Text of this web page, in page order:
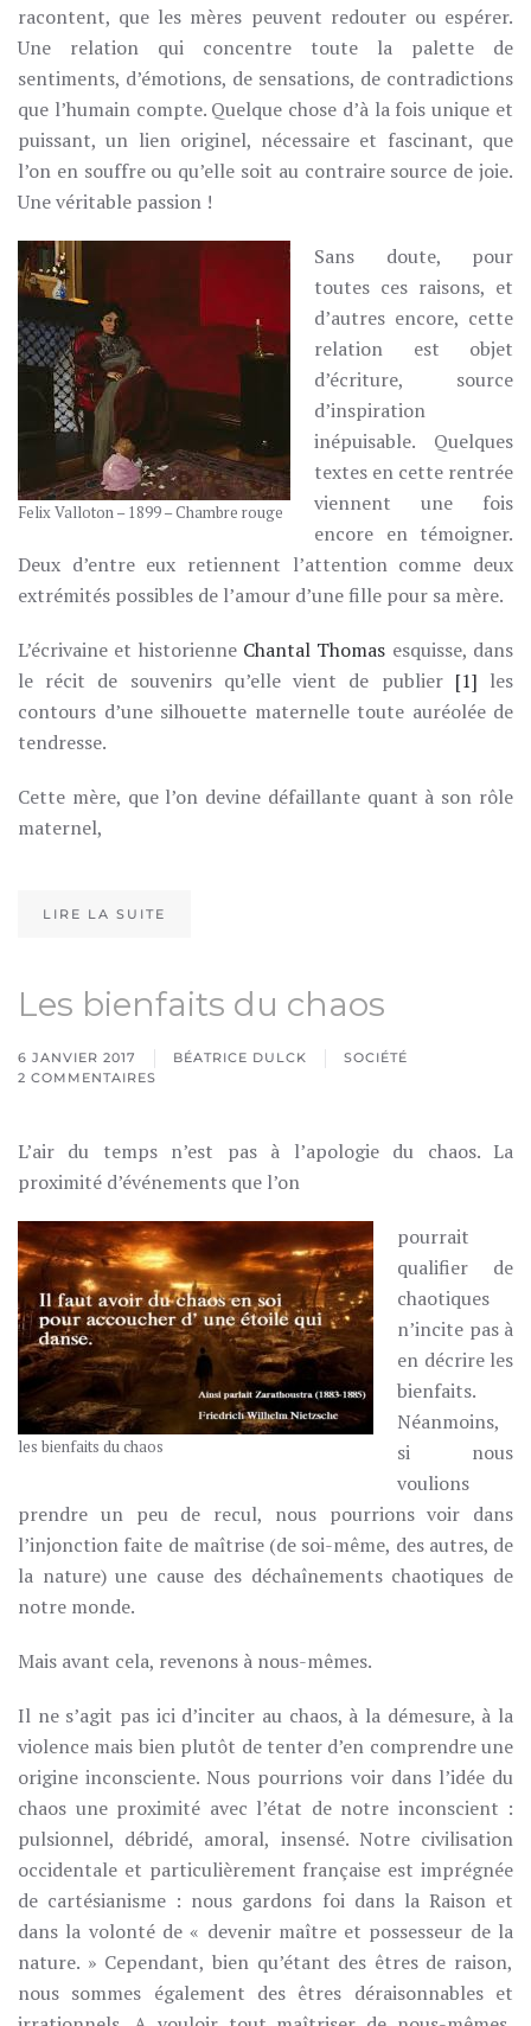
racontent, que les mères peuvent redouter ou espérer.
Une relation qui concentre toute la palette de
sentiments, d’émotions, de sensations, de contradictions
que l’humain compte. Quelque chose d’à la fois unique et
puissant, un lien originel, nécessaire et fascinant, que
l’on en souffre ou qu’elle soit au contraire source de joie.
Une véritable passion !
Felix Valloton – 1899 – Chambre rouge
Sans doute, pour
toutes ces raisons, et
d’autres encore, cette
relation est objet
d’écriture, source
d’inspiration
inépuisable. Quelques
textes en cette rentrée
viennent une fois
encore en témoigner.
Deux d’entre eux retiennent l’attention comme deux
extrémités possibles de l’amour d’une fille pour sa mère.
L’écrivaine et historienne Chantal Thomas esquisse, dans
le récit de souvenirs qu’elle vient de publier [1] les
contours d’une silhouette maternelle toute auréolée de
tendresse.
Cette mère, que l’on devine défaillante quant à son rôle
maternel,
LIRE LA SUITE
Les bienfaits du chaos
6 JANVIER 2017 BÉATRICE DULCK
SOCIÉTÉ
2 COMMENTAIRES
SUR
DU
L’air du temps n’est pas à l’apologie du chaos. La
proximité d’événements que l’on
les bienfaits du chaos
pourrait
qualifier de
chaotiques
n’incite pas à
en décrire les
bienfaits.
Néanmoins,
si nous
voulions
prendre un peu de recul, nous pourrions voir dans
l’injonction faite de maîtrise (de soi-même, des autres, de
la nature) une cause des déchaînements chaotiques de
notre monde.
Mais avant cela, revenons à nous-mêmes.
Il ne s’agit pas ici d’inciter au chaos, à la démesure, à la
violence mais bien plutôt de tenter d’en comprendre une
origine inconsciente. Nous pourrions voir dans l’idée du
chaos une proximité avec l’état de notre inconscient :
pulsionnel, débridé, amoral, insensé. Notre civilisation
occidentale et particulièrement française est imprégnée
de cartésianisme : nous gardons foi dans la Raison et
dans la volonté de « devenir maître et possesseur de la
nature. » Cependant, bien qu’étant des êtres de raison,
nous sommes également des êtres déraisonnables et